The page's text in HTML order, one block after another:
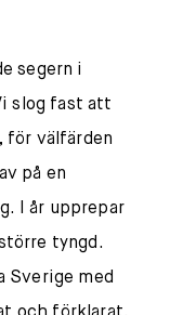
segern i
slog fast att
för välfärden
på en
I år upprepar
tyngd.
Sverige med